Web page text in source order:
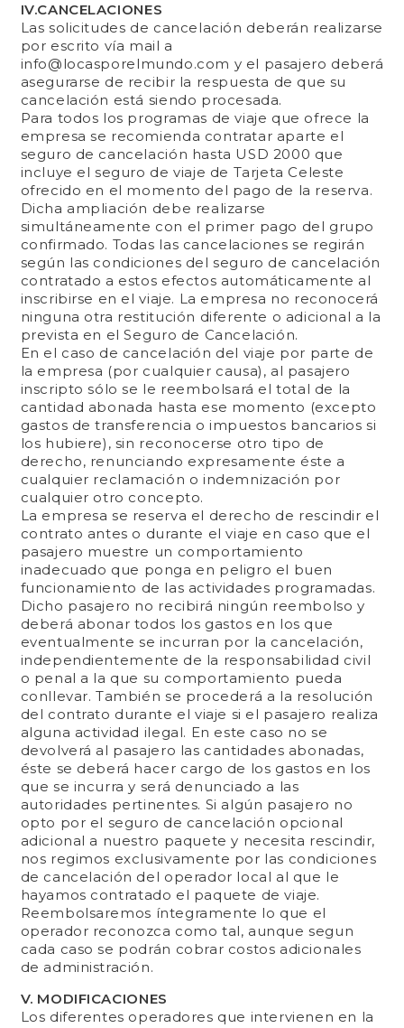
IV.CANCELACIONES
Las solicitudes de cancelación deberán realizarse
por escrito vía mail a
info@locasporelmundo.com y el pasajero deberá
asegurarse de recibir la respuesta de que su
cancelación está siendo procesada.
Para todos los programas de viaje que ofrece la
empresa se recomienda contratar aparte el
seguro de cancelación hasta USD 2000 que
incluye el seguro de viaje de Tarjeta Celeste
ofrecido en el momento del pago de la reserva.
Dicha ampliación debe realizarse
simultáneamente con el primer pago del grupo
confirmado. Todas las cancelaciones se regirán
según las condiciones del seguro de cancelación
contratado a estos efectos automáticamente al
inscribirse en el viaje. La empresa no reconocerá
ninguna otra restitución diferente o adicional a la
prevista en el Seguro de Cancelación.
En el caso de cancelación del viaje por parte de
la empresa (por cualquier causa), al pasajero
inscripto sólo se le reembolsará el total de la
cantidad abonada hasta ese momento (excepto
gastos de transferencia o impuestos bancarios si
los hubiere), sin reconocerse otro tipo de
derecho, renunciando expresamente éste a
cualquier reclamación o indemnización por
cualquier otro concepto.
La empresa se reserva el derecho de rescindir el
contrato antes o durante el viaje en caso que el
pasajero muestre un comportamiento
inadecuado que ponga en peligro el buen
funcionamiento de las actividades programadas.
Dicho pasajero no recibirá ningún reembolso y
deberá abonar todos los gastos en los que
eventualmente se incurran por la cancelación,
independientemente de la responsabilidad civil
o penal a la que su comportamiento pueda
conllevar. También se procederá a la resolución
del contrato durante el viaje si el pasajero realiza
alguna actividad ilegal. En este caso no se
devolverá al pasajero las cantidades abonadas,
éste se deberá hacer cargo de los gastos en los
que se incurra y será denunciado a las
autoridades pertinentes. Si algún pasajero no
opto por el seguro de cancelación opcional
adicional a nuestro paquete y necesita rescindir,
nos regimos exclusivamente por las condiciones
de cancelación del operador local al que le
hayamos contratado el paquete de viaje.
Reembolsaremos íntegramente lo que el
operador reconozca como tal, aunque segun
cada caso se podrán cobrar costos adicionales
de administración.
V. MODIFICACIONES
Los diferentes operadores que intervienen en la